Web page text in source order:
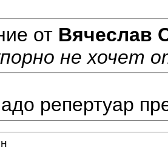
от Вячеслав
не хочет
репертуар